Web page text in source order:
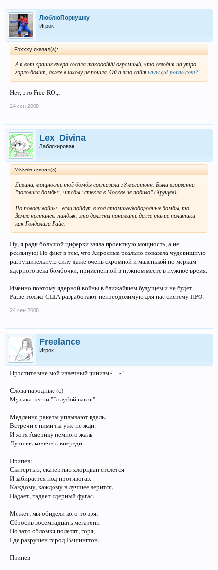
ЛюблюПорнушку
Игрок
Foxxxy сказал(а): ↑
А я вот краник вчера сосала такоооййй огромный, что сегодня на утро
горло болит, даже в школу не пошла. Ой а это сайт www.gui-porno.com?
Нет, это Free-RO,,,
24 сен 2008
Lex_Divina
Заблокирован
Mikkele сказал(а): ↑
Дивина, мощность той бомбы составила 58 мегатонн. Была взорванна
"половина бомбы", чтобы "стекла в Москве не побило" (Хрущёв).
По поводу войны - если пойдут в ход атомные/вобородные бомбы, то
Земле настанет пиндык, это должны понимать даже такие политики
как Гондолиза Райс.
Ну, я ради большой циферки взяла проектную мощность, а не
реальную) Но факт в том, что Хиросима реально показала чудовищную
разрушительную силу даже очень скромной и маленькой по меркам
ядерного века бомбочки, примененной в нужном месте в нужное время.
Именно поэтому ядерной войны в ближайшем будущем и не будет.
Разве только США разработают непреодолимую для нас систему ПРО.
24 сен 2008
Freelance
Игрок
Простите мне мой извечный цинизм -__-"
Слова народные (с)
Музыка песни "Голубой вагон"
Медленно ракеты уплывают вдаль,
Встречи с ними ты уже не жди.
И хотя Америку немного жаль —
Лучшее, конечно, впереди.
Припев:
Скатертью, скатертью хлорциан стелется
И забирается под противогаз.
Каждому, каждому в лучшее верится,
Падает, падает ядерный фугас.
Может, мы обидели кого-то зря,
Сбросив восемнадцать мегатонн —
Но зато обломки полетят, горя,
Где разрушен город Вашингтон.
Припев